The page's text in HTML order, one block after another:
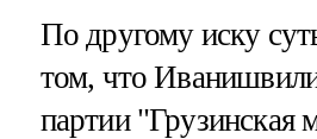
По другому иску
том, что
партии "Грузинская